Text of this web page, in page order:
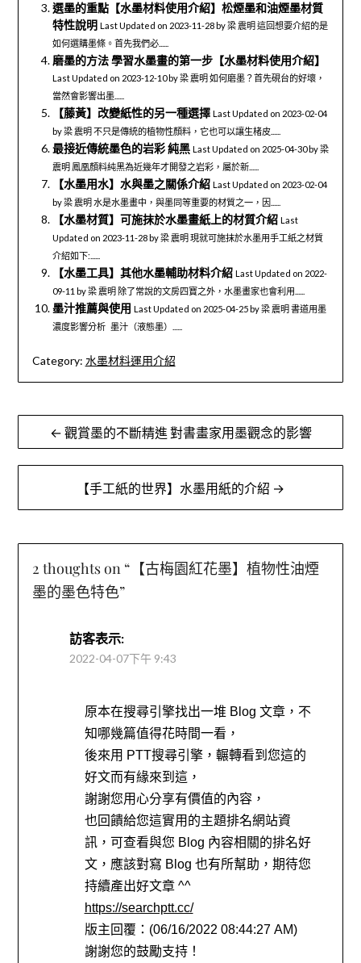
選墨的重點【水墨材料使用介紹】松煙墨和油煙墨材質
特性說明 Last Updated on 2023-11-28 by 梁 震明 這回想要介紹的是
如何選購墨條。首先我們必......
磨墨的方法 學習水墨畫的第一步【水墨材料使用介紹】
Last Updated on 2023-12-10 by 梁 震明 如何磨墨？首先硯台的好壞，
當然會影響出墨......
【藤黃】改變紙性的另一種選擇 Last Updated on 2023-02-04
by 梁 震明 不只是傳統的植物性顏料，它也可以讓生楮皮......
最接近傳統墨色的岩彩 純黑 Last Updated on 2025-04-30 by 梁
震明 鳳凰顏料純黑為近幾年才開發之岩彩，屬於新......
【水墨用水】水與墨之關係介紹 Last Updated on 2023-02-04
by 梁 震明 水是水墨畫中，與墨同等重要的材質之一，因......
【水墨材質】可施抹於水墨畫紙上的材質介紹 Last
Updated on 2023-11-28 by 梁 震明 現就可施抹於水墨用手工紙之材質
介紹如下:......
【水墨工具】其他水墨輔助材料介紹 Last Updated on 2022-
09-11 by 梁 震明 除了常說的文房四寶之外，水墨畫家也會利用......
墨汁推薦與使用 Last Updated on 2025-04-25 by 梁 震明 書道用墨
濃度影響分析 墨汁（液態墨）......
Category: 水墨材料運用介紹
文
章
覽
← 觀賞墨的不斷精進 對書畫家用墨觀念的影響
【手工紙的世界】水墨用紙的介紹 →
2 thoughts on “ 【古梅園紅花墨】植物性油煙
墨的墨色特色”
訪客表示:
2022-04-07下午 9:43
原本在搜尋引擎找出一堆 Blog 文章，不
知哪幾篇值得花時間一看，
後來用 PTT搜尋引擎，輾轉看到您這的
好文而有緣來到這，
謝謝您用心分享有價值的內容，
也回饋給您這實用的主題排名網站資
訊，可查看與您 Blog 內容相關的排名好
文，應該對寫 Blog 也有所幫助，期待您
持續產出好文章 ^^
https://searchptt.cc/
版主回覆：(06/16/2022 08:44:27 AM)
謝謝您的鼓勵支持！